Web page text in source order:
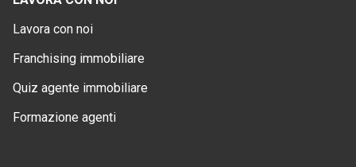
Lavora con noi
Franchising immobiliare
Quiz agente immobiliare
Formazione agenti